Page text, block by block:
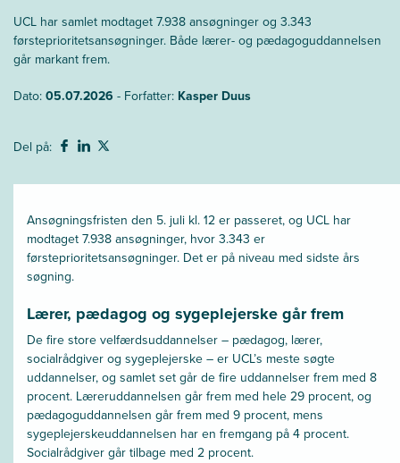
UCL har samlet modtaget 7.938 ansøgninger og 3.343
førsteprioritetsansøgninger. Både lærer- og pædagoguddannelsen
går markant frem.
Dato:05.07.2026 - Forfatter: Kasper Duus
Del på:
Ansøgningsfristen den 5. juli kl. 12 er passeret, og UCL har
modtaget 7.938 ansøgninger, hvor 3.343 er
førsteprioritetsansøgninger. Det er på niveau med sidste års
søgning.
Lærer, pædagog og sygeplejerske går frem
De fire store velfærdsuddannelser – pædagog, lærer,
socialrådgiver og sygeplejerske – er UCL’s meste søgte
uddannelser, og samlet set går de fire uddannelser frem med 8
procent. Læreruddannelsen går frem med hele 29 procent, og
pædagoguddannelsen går frem med 9 procent, mens
sygeplejerskeuddannelsen har en fremgang på 4 procent.
Socialrådgiver går tilbage med 2 procent.